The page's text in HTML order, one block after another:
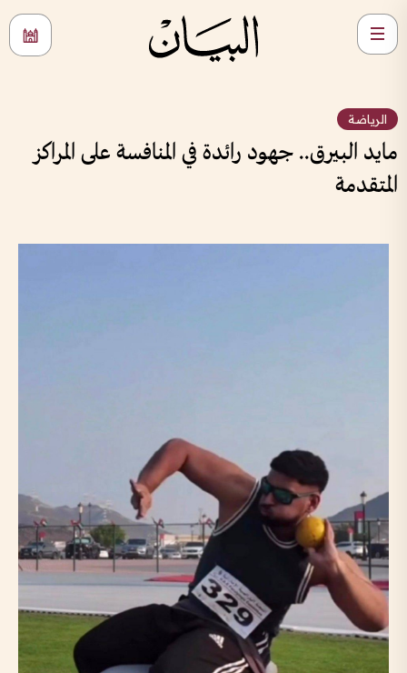
الرياضة
مايد البيرق.. جهود رائدة في المنافسة على المراكز
المتقدمة